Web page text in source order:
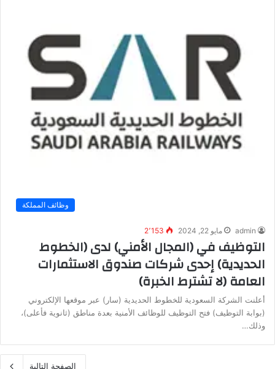
وظائف المملكة
admin مايو 22, 2024 2٬153
التوظيف في (المجال الأمني) لدى (الخطوط
الحديدية) إحدى شركات صندوق الاستثمارات
العامة (لا تشترط الخبرة)
أعلنت الشركة السعودية للخطوط الحديدية (سار) عبر موقعها الإلكتروني
(بوابة التوظيف) فتح التوظيف للوظائف الأمنية بعدة مناطق (ثانوية فأعلى)،
وذلك…
الصفحة التالية